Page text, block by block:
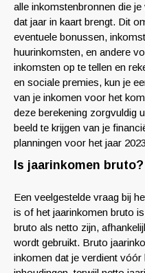
alle inkomstenbronnen die
dat jaar in kaart brengt. Dit
eventuele bonussen,
huurinkomsten, en andere
inkomsten op te tellen en
en sociale premies, kun je
van je inkomen voor het
deze berekening zorgvuldig
beeld te krijgen van je
planningen voor het jaar
Is jaarinkomen bruto?
Een veelgestelde vraag bij
is of het jaarinkomen bruto
bruto als netto zijn,
wordt gebruikt. Bruto
inkomen dat je verdient vóór